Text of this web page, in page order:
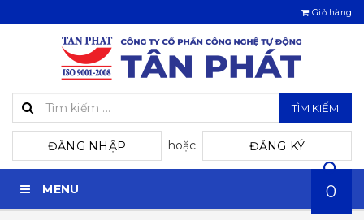
Giỏ hàng
TÌM KIẾM
ĐĂNG NHẬP hoặc ĐĂNG KÝ
MENU 0